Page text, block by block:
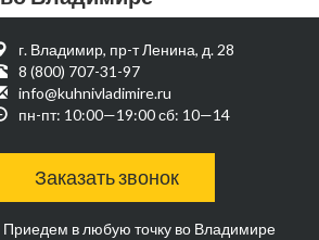
г. Владимир, пр-т Ленина, д. 28
8 (800) 707-31-97
info@kuhnivladimire.ru
пн-пт: 10:00—19:00 сб: 10—14
Заказать звонок
Приедем в любую точку во Владимире